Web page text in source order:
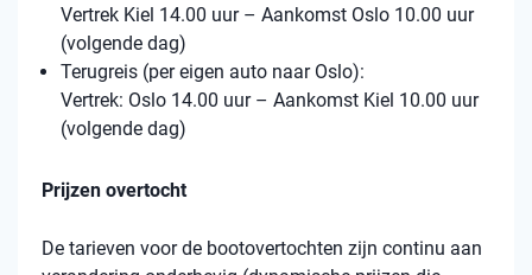
Vertrek Kiel 14.00 uur – Aankomst Oslo 10.00 uur
(volgende dag)
Terugreis (per eigen auto naar Oslo):
Vertrek: Oslo 14.00 uur – Aankomst Kiel 10.00 uur
(volgende dag)
Prijzen overtocht
De tarieven voor de bootovertochten zijn continu aan